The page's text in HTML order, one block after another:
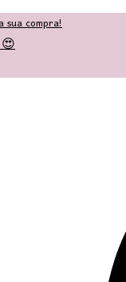
sua compra!
😍